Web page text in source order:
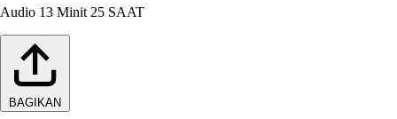
Audio 13 Minit 25 SAAT
BAGIKAN